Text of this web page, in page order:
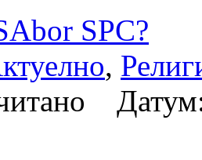
SPC?
,